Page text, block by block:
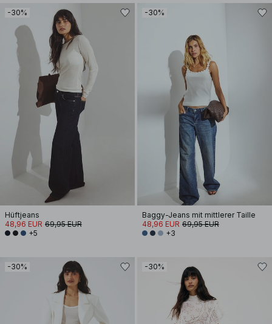
-30%
Hüftjeans
48,96 EUR 69,95 EUR
+5
-30%
Baggy-Jeans mit mittlerer Taille
48,96 EUR 69,95 EUR
+3
-30% -30%